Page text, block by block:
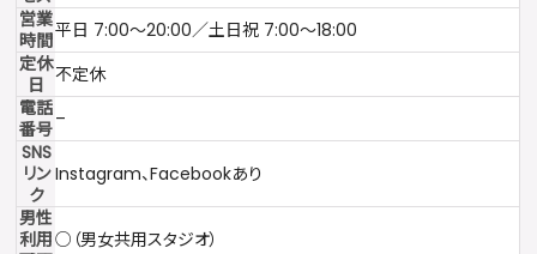
営業
時間平日 7:00〜20:00／土日祝 7:00〜18:00
定休
日 不定休
電話
番号–
SNS
リン
ク
Instagram、Facebookあり
男性
利用○（男女共用スタジオ）